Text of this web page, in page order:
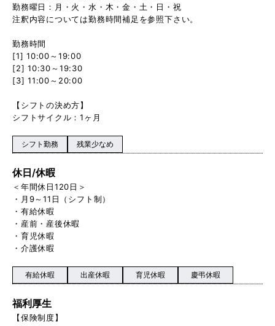
勤務曜日：月・火・水・木・金・土・日・祝
注釈内容については勤務時間補足を参照下さい。
勤務時間
[1] 10:00～19:00
[2] 10:30～19:30
[3] 11:00～20:00
【シフトの決め方】
シフトサイクル：1ヶ月
シフト勤務 残業少なめ
休日/休暇
＜年間休日120日＞
・月9～11日（シフト制）
・有給休暇
・産前・産後休暇
・育児休暇
・介護休暇
有給休暇 出産休暇 育児休暇 慶弔休暇
福利厚生
【保険制度】